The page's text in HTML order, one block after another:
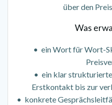
über den
Was
• ein Wort für Wort-
• ein klar
Erstkontakt bis zur
• konkrete